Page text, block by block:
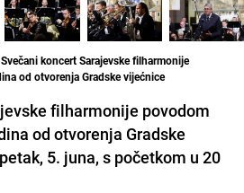
koncert Sarajevske filharmonije
od otvorenja Gradske vijećnice
filharmonije povodom
od otvorenja Gradske
5. juna, s početkom u 20